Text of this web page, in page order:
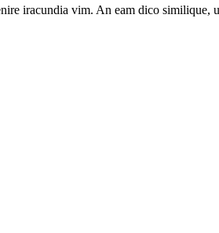
iracundia vim. An eam dico similique,